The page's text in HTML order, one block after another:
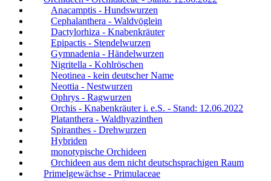
Anacamptis - Hundswurzen
Cephalanthera - Waldvöglein
Dactylorhiza - Knabenkräuter
Epipactis - Stendelwurzen
Gymnadenia - Händelwurzen
Nigritella - Kohlröschen
Neotinea - kein deutscher Name
Neottia - Nestwurzen
Ophrys - Ragwurzen
Orchis - Knabenkräuter i. e.S. - Stand: 12.06.2022
Platanthera - Waldhyazinthen
Spiranthes - Drehwurzen
Hybriden
monotypische Orchideen
Orchideen aus dem nicht deutschsprachigen Raum
Primelgewächse - Primulaceae